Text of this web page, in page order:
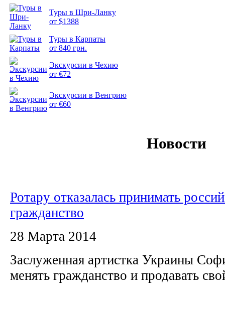
Туры в Шри-Ланку
от $1388
Туры в Карпаты
от 840 грн.
Экскурсии в Чехию
от €72
Экскурсии в Венгрию
от €60
Новости
Ротару отказалась принимать
гражданство
28 Марта 2014
Заслуженная артистка Украины
менять гражданство и продавать